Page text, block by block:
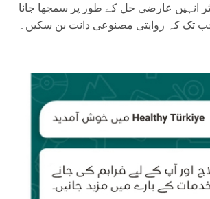
انہیں عارضی حل کے طور پر سمجھا جانا
تک کہ روایتی مصنوعی دانت بن سکیں۔